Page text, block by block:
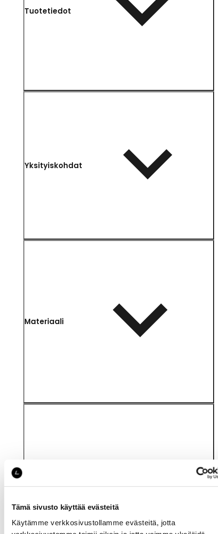
Tämä sivusto käyttää evästeitä
Käytämme verkkosivustollamme evästeitä, jotta
Tuotetiedot
Yksityiskohdat
Materiaali
ohjeet